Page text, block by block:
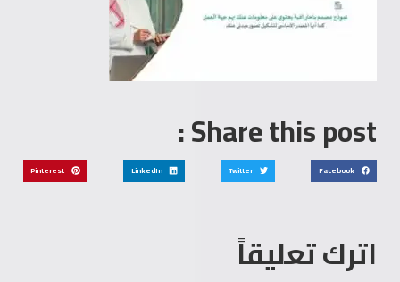
Share this post :
Facebook
Twitter
LinkedIn
Pinterest
اترك تعليقاً